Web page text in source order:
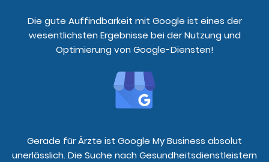
Die gute Auffindbarkeit mit Google ist eines der
wesentlichsten Ergebnisse bei der Nutzung und
Optimierung von Google-Diensten!
Gerade für Ärzte ist Google My Business absolut
unerlässlich. Die Suche nach Gesundheitsdienstleistern